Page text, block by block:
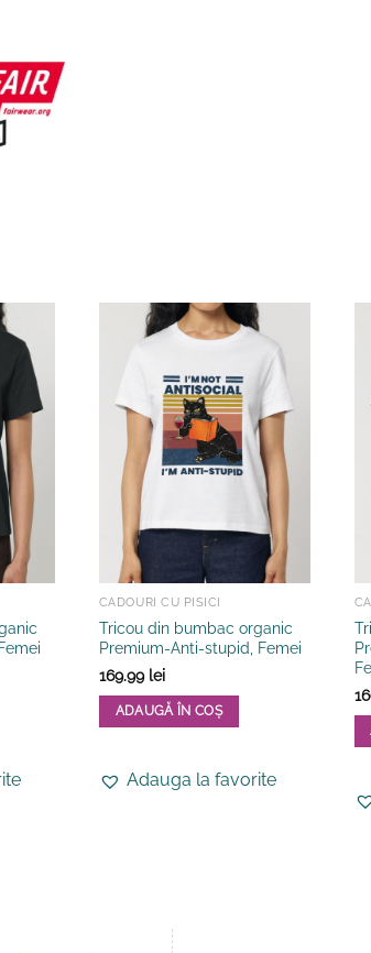
CADOURI CU PISICI
Tricou din bumbac organic
Premium-Anti-stupid, Femei
169.99 lei
ADAUGĂ ÎN COȘ
are Adauga la favorite
are